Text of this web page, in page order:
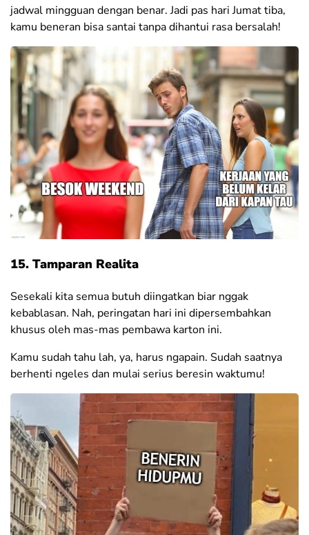
jadwal mingguan dengan benar. Jadi pas hari Jumat tiba,
kamu beneran bisa santai tanpa dihantui rasa bersalah!
15. Tamparan Realita
Sesekali kita semua butuh diingatkan biar nggak
kebablasan. Nah, peringatan hari ini dipersembahkan
khusus oleh mas-mas pembawa karton ini.
Kamu sudah tahu lah, ya, harus ngapain. Sudah saatnya
berhenti ngeles dan mulai serius beresin waktumu!